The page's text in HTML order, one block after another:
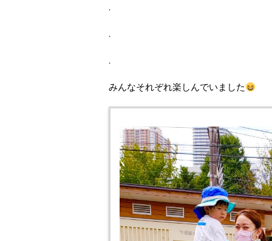
.
.
.
みんなそれぞれ楽しんでいました